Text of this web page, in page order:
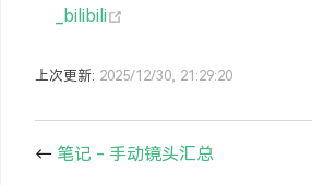
_bilibili
上次更新: 2025/12/30, 21:29:20
← 笔记 - 手动镜头汇总